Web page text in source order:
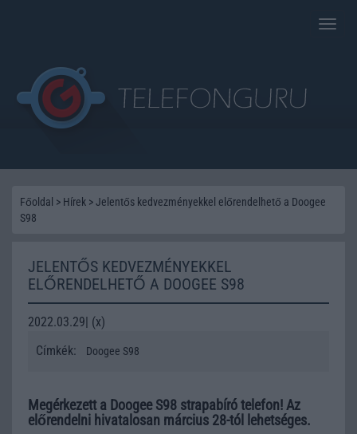
Toggle
Főoldal > Hírek >Jelentős kedvezményekkel előrendelhető a Doogee
S98
JELENTŐS KEDVEZMÉNYEKKEL
ELŐRENDELHETŐ A DOOGEE S98
2022.03.29| (x)
Címkék:
Doogee S98
Megérkezett a Doogee S98 strapabíró telefon! Az
előrendelni hivatalosan március 28-tól lehetséges.